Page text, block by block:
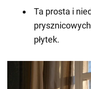
Ta prosta i
płytek.